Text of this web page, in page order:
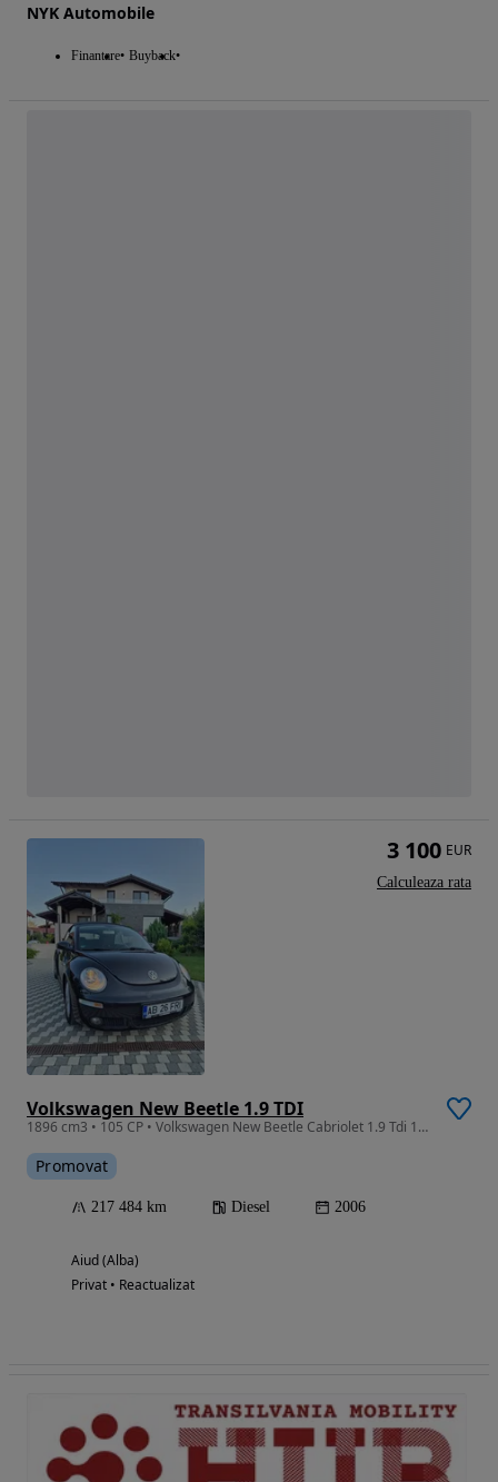
NYK Automobile
Finantare Buyback
Volkswagen New Beetle 1.9 TDI
1896 cm3 • 105 CP • Volkswagen New Beetle Cabriolet 1.9 Tdi 105 CP
Promovat
217 484 km Diesel 2006
Aiud (Alba)
Privat • Reactualizat
3 100 EUR
Calculeaza rata